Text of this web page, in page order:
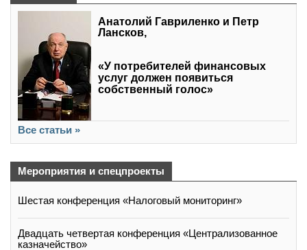
Анатолий Гавриленко и Петр
Лансков,
«У потребителей финансовых
услуг должен появиться
собственный голос»
Все статьи »
Мероприятия и спецпроекты
Шестая конференция «Налоговый мониторинг»
Двадцать четвертая конференция «Централизованное
казначейство»